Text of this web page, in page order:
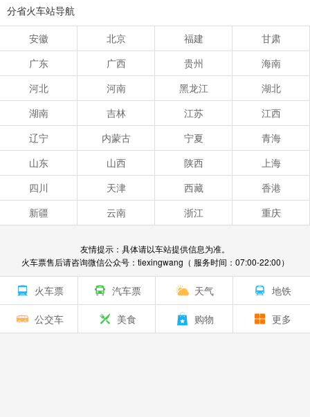
分省火车站导航
安徽
北京 福建
甘肃
广东
广西 贵州
海南
河北
河南 黑龙江
湖北
湖南
吉林 江苏
江西
辽宁
内蒙古 宁夏
青海
山东
山西 陕西
上海
四川
天津 西藏
香港
新疆
云南 浙江 重庆
友情提示：具体请以车站提供信息为准。
火车票售后请咨询微信公众号：tiexingwang（ 服务时间：07:00-22:00）
火车票 汽车票 天气 地铁
公交车 美食 购物 更多